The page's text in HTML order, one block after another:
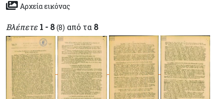
Αρχεία εικόνας
Βλέπετε 1 - 8 (8) από τα 8